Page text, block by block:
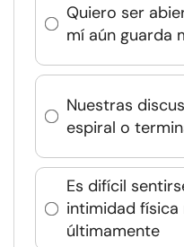
Quiero ser
mí aún guarda
Nuestras
espiral o
Es difícil
intimidad
últimamente